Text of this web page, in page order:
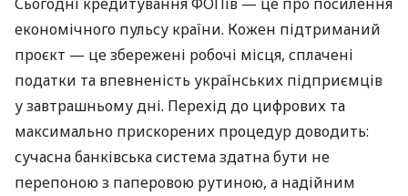
економічного пульсу країни. Кожен підтриманий
проєкт — це збережені робочі місця, сплачені
податки та впевненість українських підприємців
у завтрашньому дні. Перехід до цифрових та
максимально прискорених процедур доводить:
сучасна банківська система здатна бути не
перепоною з паперовою рутиною, а надійним